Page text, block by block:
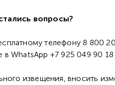
вопросы?
телефону 8 800
в WhatsApp +7 925 049 90 18
извещения, вносить